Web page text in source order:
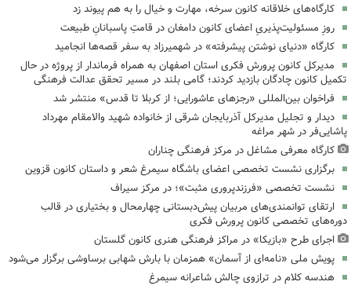
کارگاه‌های خلاقانه کانون سرخه، مهارت و خیال را به هم پیوند زد
روزِ مسئولیت‌پذیریِ اعضای کانون دامغان در قامتِ پاسبانانِ طبیعت
کارگاه «دنیای نوشتن پیشرفته» در شهمیرزاد به سفر قصه‌ها انجامید
مدیرکل کانون پرورش فکری استان اصفهان به همراه فرماندار از پروژه در حال
تکمیل کانون چادگان بازدید کردند؛ گامی بلند در مسیر تحقق عدالت فرهنگی
فراخوان بین‌المللی «رجزهای عاشورایی؛ از کربلا تا قدس» منتشر شد
دیدار و تجلیل مدیرکل آذربایجان شرقی از خانواده شهید والامقام مهرداد
پاشایی‌فر در شهر مراغه
کارگاه معرفی مشاغل در مرکز فرهنگی چناران
برگزاری نشست تخصصی اعضای باشگاه سیمرغ شعر و داستان کانون قزوین
نشست تخصصی «فرزندپروری مثبت»؛ در مرکز سیراف
ارتقای توانمندی‌های مربیان پیش‌دبستانی چهارمحال و بختیاری در قالب
دوره‌های تخصصی کانون پرورش فکری
اجرای طرح «بازیکا» در مراکز فرهنگی هنری کانون گلستان
پویش ملی «نامه‌ای از آسمان» همزمان با بارش شهابی برساوشی برگزار می‌شود
هندسه کلام در ترازوی چالش شاعرانه سیمرغ